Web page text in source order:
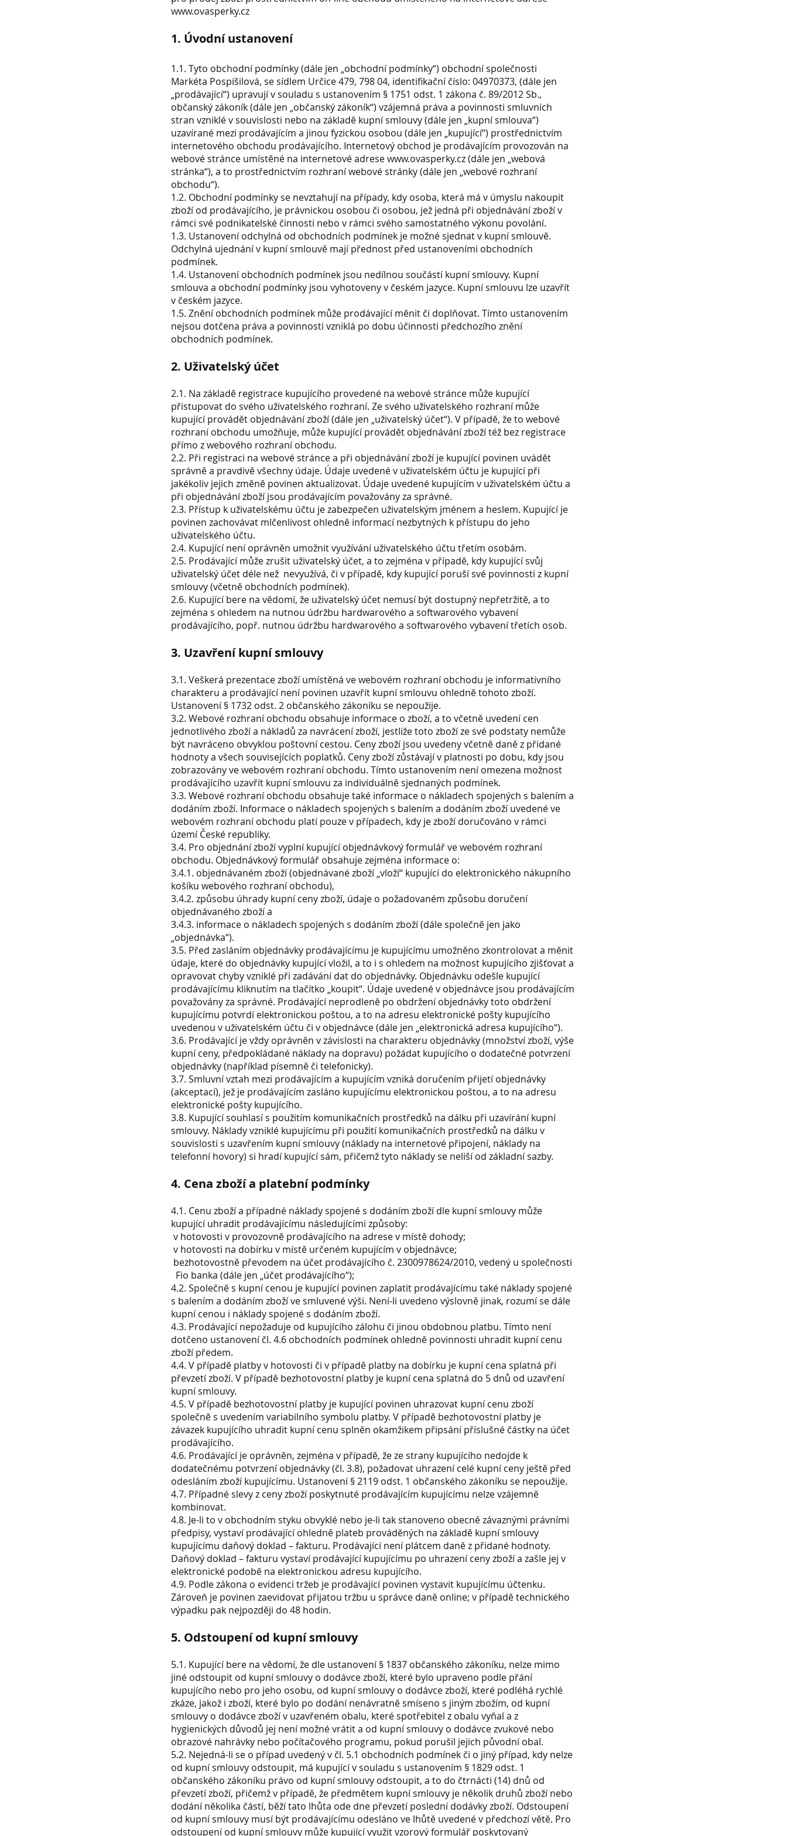
www.ovasperky.cz
1. Úvodní ustanovení
1.1. Tyto obchodní podmínky (dále jen „obchodní podmínky“) obchodní společnosti
Markéta Pospíšilová, se sídlem Určice 479, 798 04, identifikační číslo: 04970373, (dále jen
„prodávající“) upravují v souladu s ustanovením § 1751 odst. 1 zákona č. 89/2012 Sb.,
občanský zákoník (dále jen „občanský zákoník“) vzájemná práva a povinnosti smluvních
stran vzniklé v souvislosti nebo na základě kupní smlouvy (dále jen „kupní smlouva“)
uzavírané mezi prodávajícím a jinou fyzickou osobou (dále jen „kupující“) prostřednictvím
internetového obchodu prodávajícího. Internetový obchod je prodávajícím provozován na
webové stránce umístěné na internetové adresewww.ovasperky.cz(dále jen „webová
stránka“), a to prostřednictvím rozhraní webové stránky (dále jen „webové rozhraní
obchodu“).
1.2. Obchodní podmínky se nevztahují na případy, kdy osoba, která má v úmyslu nakoupit
zboží od prodávajícího, je právnickou osobou či osobou, jež jedná při objednávání zboží v
rámci své podnikatelské činnosti nebo v rámci svého samostatného výkonu povolání.
1.3. Ustanovení odchylná od obchodních podmínek je možné sjednat v kupní smlouvě.
Odchylná ujednání v kupní smlouvě mají přednost před ustanoveními obchodních
podmínek.
1.4. Ustanovení obchodních podmínek jsou nedílnou součástí kupní smlouvy. Kupní
smlouva a obchodní podmínky jsou vyhotoveny v českém jazyce. Kupní smlouvu lze uzavřít
v českém jazyce.
1.5. Znění obchodních podmínek může prodávající měnit či doplňovat. Tímto ustanovením
nejsou dotčena práva a povinnosti vzniklá po dobu účinnosti předchozího znění
obchodních podmínek.
2. Uživatelský účet
2.1. Na základě registrace kupujícího provedené na webové stránce může kupující
přistupovat do svého uživatelského rozhraní. Ze svého uživatelského rozhraní může
kupující provádět objednávání zboží (dále jen „uživatelský účet“). V případě, že to webové
rozhraní obchodu umožňuje, může kupující provádět objednávání zboží též bez registrace
přímo z webového rozhraní obchodu.
2.2. Při registraci na webové stránce a při objednávání zboží je kupující povinen uvádět
správně a pravdivě všechny údaje. Údaje uvedené v uživatelském účtu je kupující při
jakékoliv jejich změně povinen aktualizovat. Údaje uvedené kupujícím v uživatelském účtu a
při objednávání zboží jsou prodávajícím považovány za správné.
2.3. Přístup k uživatelskému účtu je zabezpečen uživatelským jménem a heslem. Kupující je
povinen zachovávat mlčenlivost ohledně informací nezbytných k přístupu do jeho
uživatelského účtu.
2.4. Kupující není oprávněn umožnit využívání uživatelského účtu třetím osobám.
2.5. Prodávající může zrušit uživatelský účet, a to zejména v případě, kdy kupující svůj
uživatelský účet déle než nevyužívá, či v případě, kdy kupující poruší své povinnosti z kupní
smlouvy (včetně obchodních podmínek).
2.6. Kupující bere na vědomí, že uživatelský účet nemusí být dostupný nepřetržitě, a to
zejména s ohledem na nutnou údržbu hardwarového a softwarového vybavení
prodávajícího, popř. nutnou údržbu hardwarového a softwarového vybavení třetích osob.
3. Uzavření kupní smlouvy
3.1. Veškerá prezentace zboží umístěná ve webovém rozhraní obchodu je informativního
charakteru a prodávající není povinen uzavřít kupní smlouvu ohledně tohoto zboží.
Ustanovení § 1732 odst. 2 občanského zákoníku se nepoužije.
3.2. Webové rozhraní obchodu obsahuje informace o zboží, a to včetně uvedení cen
jednotlivého zboží a nákladů za navrácení zboží, jestliže toto zboží ze své podstaty nemůže
být navráceno obvyklou poštovní cestou. Ceny zboží jsou uvedeny včetně daně z přidané
hodnoty a všech souvisejících poplatků. Ceny zboží zůstávají v platnosti po dobu, kdy jsou
zobrazovány ve webovém rozhraní obchodu. Tímto ustanovením není omezena možnost
prodávajícího uzavřít kupní smlouvu za individuálně sjednaných podmínek.
3.3. Webové rozhraní obchodu obsahuje také informace o nákladech spojených s balením a
dodáním zboží. Informace o nákladech spojených s balením a dodáním zboží uvedené ve
webovém rozhraní obchodu platí pouze v případech, kdy je zboží doručováno v rámci
území České republiky.
3.4. Pro objednání zboží vyplní kupující objednávkový formulář ve webovém rozhraní
obchodu. Objednávkový formulář obsahuje zejména informace o:
3.4.1. objednávaném zboží (objednávané zboží „vloží“ kupující do elektronického nákupního
košíku webového rozhraní obchodu),
3.4.2. způsobu úhrady kupní ceny zboží, údaje o požadovaném způsobu doručení
objednávaného zboží a
3.4.3. informace o nákladech spojených s dodáním zboží (dále společně jen jako
„objednávka“).
3.5. Před zasláním objednávky prodávajícímu je kupujícímu umožněno zkontrolovat a měnit
údaje, které do objednávky kupující vložil, a to i s ohledem na možnost kupujícího zjišťovat a
opravovat chyby vzniklé při zadávání dat do objednávky. Objednávku odešle kupující
prodávajícímu kliknutím na tlačítko „koupit“. Údaje uvedené v objednávce jsou prodávajícím
považovány za správné. Prodávající neprodleně po obdržení objednávky toto obdržení
kupujícímu potvrdí elektronickou poštou, a to na adresu elektronické pošty kupujícího
uvedenou v uživatelském účtu či v objednávce (dále jen „elektronická adresa kupujícího“).
3.6. Prodávající je vždy oprávněn v závislosti na charakteru objednávky (množství zboží, výše
kupní ceny, předpokládané náklady na dopravu) požádat kupujícího o dodatečné potvrzení
objednávky (například písemně či telefonicky).
3.7. Smluvní vztah mezi prodávajícím a kupujícím vzniká doručením přijetí objednávky
(akceptací), jež je prodávajícím zasláno kupujícímu elektronickou poštou, a to na adresu
elektronické pošty kupujícího.
3.8. Kupující souhlasí s použitím komunikačních prostředků na dálku při uzavírání kupní
smlouvy. Náklady vzniklé kupujícímu při použití komunikačních prostředků na dálku v
souvislosti s uzavřením kupní smlouvy (náklady na internetové připojení, náklady na
telefonní hovory) si hradí kupující sám, přičemž tyto náklady se neliší od základní sazby.
4. Cena zboží a platební podmínky
4.1. Cenu zboží a případné náklady spojené s dodáním zboží dle kupní smlouvy může
kupující uhradit prodávajícímu následujícími způsoby:
v hotovosti v provozovně prodávajícího na adrese v místě dohody;
v hotovosti na dobírku v místě určeném kupujícím v objednávce;
bezhotovostně převodem na účet prodávajícího č. 2300978624/2010, vedený u společnosti
Fio banka (dále jen „účet prodávajícího“);
4.2. Společně s kupní cenou je kupující povinen zaplatit prodávajícímu také náklady spojené
s balením a dodáním zboží ve smluvené výši. Není-li uvedeno výslovně jinak, rozumí se dále
kupní cenou i náklady spojené s dodáním zboží.
4.3. Prodávající nepožaduje od kupujícího zálohu či jinou obdobnou platbu. Tímto není
dotčeno ustanovení čl. 4.6 obchodních podmínek ohledně povinnosti uhradit kupní cenu
zboží předem.
4.4. V případě platby v hotovosti či v případě platby na dobírku je kupní cena splatná při
převzetí zboží. V případě bezhotovostní platby je kupní cena splatná do 5 dnů od uzavření
kupní smlouvy.
4.5. V případě bezhotovostní platby je kupující povinen uhrazovat kupní cenu zboží
společně s uvedením variabilního symbolu platby. V případě bezhotovostní platby je
závazek kupujícího uhradit kupní cenu splněn okamžikem připsání příslušné částky na účet
prodávajícího.
4.6. Prodávající je oprávněn, zejména v případě, že ze strany kupujícího nedojde k
dodatečnému potvrzení objednávky (čl. 3.8), požadovat uhrazení celé kupní ceny ještě před
odesláním zboží kupujícímu. Ustanovení § 2119 odst. 1 občanského zákoníku se nepoužije.
4.7. Případné slevy z ceny zboží poskytnuté prodávajícím kupujícímu nelze vzájemně
kombinovat.
4.8. Je-li to v obchodním styku obvyklé nebo je-li tak stanoveno obecně závaznými právními
předpisy, vystaví prodávající ohledně plateb prováděných na základě kupní smlouvy
kupujícímu daňový doklad – fakturu. Prodávající není plátcem daně z přidané hodnoty.
Daňový doklad – fakturu vystaví prodávající kupujícímu po uhrazení ceny zboží a zašle jej v
elektronické podobě na elektronickou adresu kupujícího.
4.9. Podle zákona o evidenci tržeb je prodávající povinen vystavit kupujícímu účtenku.
Zároveň je povinen zaevidovat přijatou tržbu u správce daně online; v případě technického
výpadku pak nejpozději do 48 hodin.
5. Odstoupení od kupní smlouvy
5.1. Kupující bere na vědomí, že dle ustanovení § 1837 občanského zákoníku, nelze mimo
jiné odstoupit od kupní smlouvy o dodávce zboží, které bylo upraveno podle přání
kupujícího nebo pro jeho osobu, od kupní smlouvy o dodávce zboží, které podléhá rychlé
zkáze, jakož i zboží, které bylo po dodání nenávratně smíseno s jiným zbožím, od kupní
smlouvy o dodávce zboží v uzavřeném obalu, které spotřebitel z obalu vyňal a z
hygienických důvodů jej není možné vrátit a od kupní smlouvy o dodávce zvukové nebo
obrazové nahrávky nebo počítačového programu, pokud porušil jejich původní obal.
5.2. Nejedná-li se o případ uvedený v čl. 5.1 obchodních podmínek či o jiný případ, kdy nelze
od kupní smlouvy odstoupit, má kupující v souladu s ustanovením § 1829 odst. 1
občanského zákoníku právo od kupní smlouvy odstoupit, a to do čtrnácti (14) dnů od
převzetí zboží, přičemž v případě, že předmětem kupní smlouvy je několik druhů zboží nebo
dodání několika částí, běží tato lhůta ode dne převzetí poslední dodávky zboží. Odstoupení
od kupní smlouvy musí být prodávajícímu odesláno ve lhůtě uvedené v předchozí větě. Pro
odstoupení od kupní smlouvy může kupující využit vzorový formulář poskytovaný